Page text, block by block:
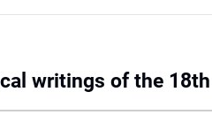
writings of the